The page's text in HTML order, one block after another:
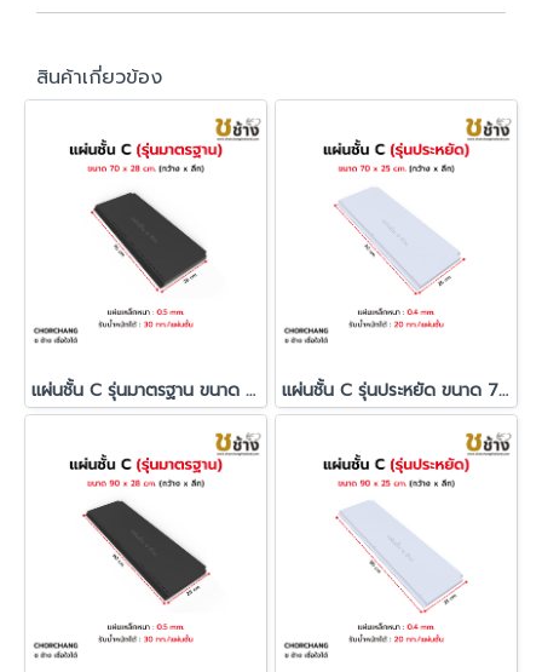
สินค้าเกี่ยวข้อง
แผ่นชั้น C รุ่นมาตรฐาน ขนาด 70x28 cm. แผ่นชั้น C รุ่นประหยัด ขนาด 70x25 cm.